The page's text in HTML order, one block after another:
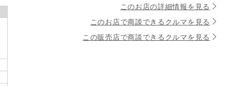
このお店の詳細情報を見る
このお店で商談できるクルマを見る
この販売店で商談できるクルマを見る